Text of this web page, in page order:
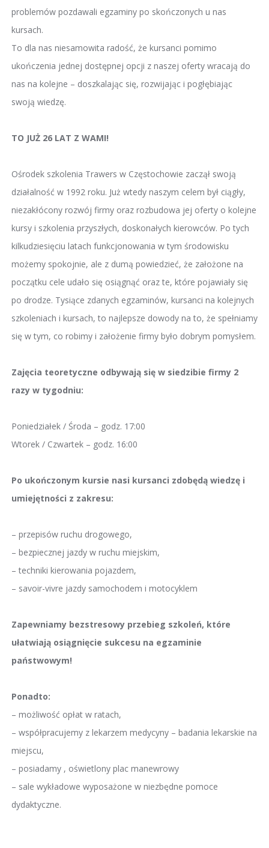
problemów pozdawali egzaminy po skończonych u nas
kursach.
To dla nas niesamowita radość, że kursanci pomimo
ukończenia jednej dostępnej opcji z naszej oferty wracają do
nas na kolejne – doszkalając się, rozwijając i pogłębiając
swoją wiedzę.
TO JUŻ 26 LAT Z WAMI!
Ośrodek szkolenia Trawers w Częstochowie zaczął swoją
działalność w 1992 roku. Już wtedy naszym celem był ciągły,
niezakłócony rozwój firmy oraz rozbudowa jej oferty o kolejne
kursy i szkolenia przyszłych, doskonałych kierowców. Po tych
kilkudziesięciu latach funkcjonowania w tym środowisku
możemy spokojnie, ale z dumą powiedzieć, że założone na
początku cele udało się osiągnąć oraz te, które pojawiały się
po drodze. Tysiące zdanych egzaminów, kursanci na kolejnych
szkoleniach i kursach, to najlepsze dowody na to, że spełniamy
się w tym, co robimy i założenie firmy było dobrym pomysłem.
Zajęcia teoretyczne odbywają się w siedzibie firmy 2
razy w tygodniu:
Poniedziałek / Środa – godz. 17:00
Wtorek / Czwartek – godz. 16:00
Po ukończonym kursie nasi kursanci zdobędą wiedzę i
umiejętności z zakresu:
– przepisów ruchu drogowego,
– bezpiecznej jazdy w ruchu miejskim,
– techniki kierowania pojazdem,
– savoir-vivre jazdy samochodem i motocyklem
Zapewniamy bezstresowy przebieg szkoleń, które
ułatwiają osiągnięcie sukcesu na egzaminie
państwowym!
Ponadto:
– możliwość opłat w ratach,
– współpracujemy z lekarzem medycyny – badania lekarskie na
miejscu,
– posiadamy , oświetlony plac manewrowy
– sale wykładowe wyposażone w niezbędne pomoce
dydaktyczne.